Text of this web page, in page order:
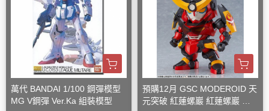
萬代 BANDAI 1/100 鋼彈模型
MG V鋼彈 Ver.Ka 組裝模型
預購12月 GSC MODEROID 天
元突破 紅蓮螺巖 紅蓮螺巖 再